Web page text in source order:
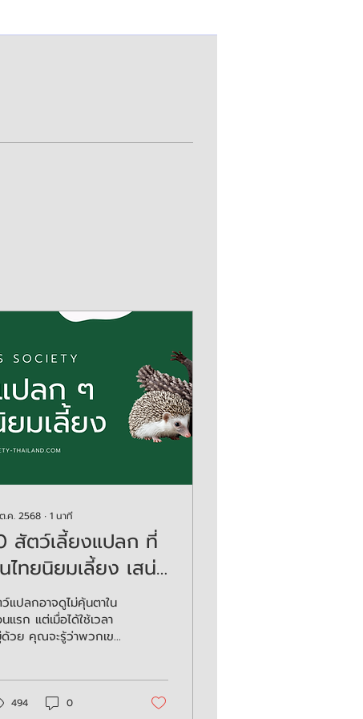
.ค. 2568 ∙ 1 นาที
สัตว์เลี้ยงแปลก ที่
ไทยนิยมเลี้ยง เสน่ห์
เหมือนใคร
แปลกอาจดูไม่คุ้นตาใน
แรก แต่เมื่อได้ใช้เวลา
วย คุณจะรู้ว่าพวกเขา
เลี้ยงจะหน้าตาแปลกแค่
494 0